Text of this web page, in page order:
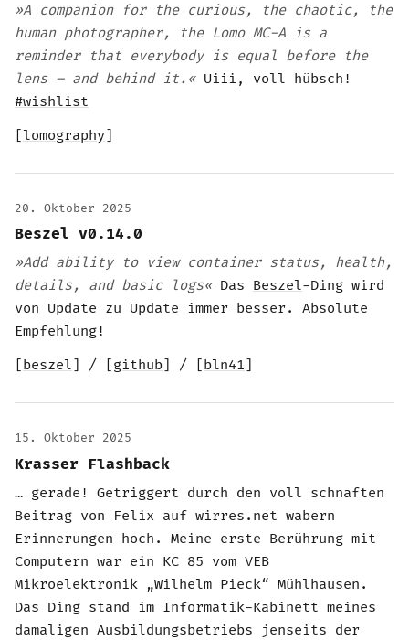
»A companion for the curious, the chaotic, the
human photographer, the Lomo MC-A is a
reminder that everybody is equal before the
lens – and behind it.«Uiii, voll hübsch!
#wishlist
[lomography]
20. Oktober 2025
Beszel v0.14.0
»Add ability to view container status, health,
details, and basic logs«Das Beszel-Ding wird
von Update zu Update immer besser. Absolute
Empfehlung!
[beszel] / [github] / [bln41]
15. Oktober 2025
Krasser Flashback
… gerade! Getriggert durch den voll schnaften
Beitrag von Felix auf wirres.net wabern
Erinnerungen hoch. Meine erste Berührung mit
Computern war ein KC 85 vom VEB
Mikroelektronik „Wilhelm Pieck“ Mühlhausen.
Das Ding stand im Informatik-Kabinett meines
damaligen Ausbildungsbetriebs jenseits der